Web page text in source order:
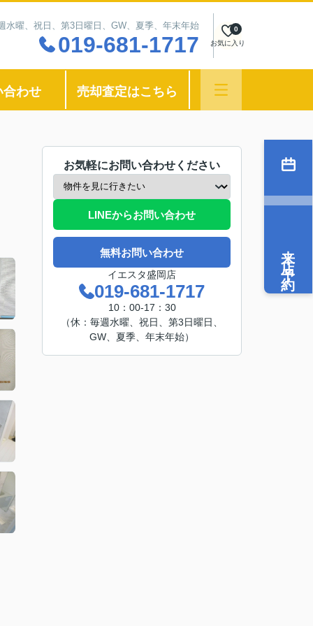
曜、祝日、第3日曜日、GW、夏季、年末年始
019-681-1717 お気に入り
0
合わせ 売却査定はこちら
お気軽にお問い合わせください
LINEからお問い合わせ
無料お問い合わせ
イエスタ盛岡店
019-681-1717
10：00-17：30
（休：毎週水曜、祝日、第3日曜日、
GW、夏季、年末年始）
来店予約